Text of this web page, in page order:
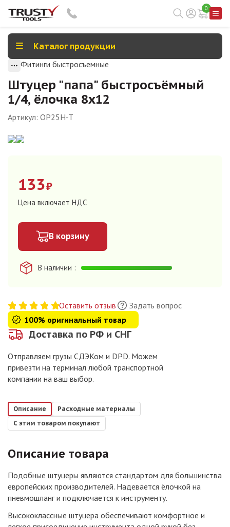
0
Каталог продукции
Фитинги быстросъемные
Штуцер "папа" быстросъёмный
1/4, ёлочка 8х12
Артикул: OP25H-T
133₽
Цена включает НДС
В корзину
В наличии
Оставить отзыв
Задать вопрос
100% оригинальный товар
Доставка по РФ и СНГ
Отправляем грузы СДЭКом и DPD. Можем
привезти на терминал любой транспортной
компании на ваш выбор.
Описание
Расходные материалы
С этим товаром покупают
Описание товара
Подобные штуцеры являются стандартом для большинства
европейских производителей. Надевается ёлочкой на
пневмошланг и подключается к инструменту.
Высококлассные штуцера обеспечивают комфортное и